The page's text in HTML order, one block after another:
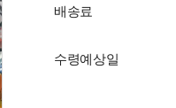
배송료
수령예상일